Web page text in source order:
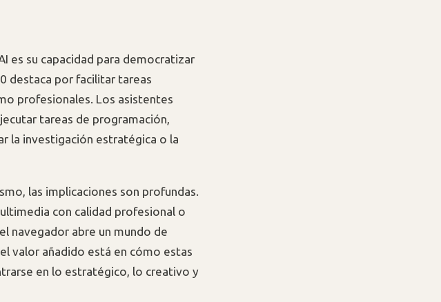
es su capacidad para democratizar
destaca por facilitar tareas
profesionales. Los asistentes
tareas de programación,
la investigación estratégica o la
las implicaciones son profundas.
con calidad profesional o
navegador abre un mundo de
valor añadido está en cómo estas
en lo estratégico, lo creativo y